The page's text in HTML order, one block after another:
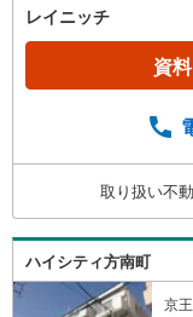
は、大型タ
ため、利便
位置にござ
す。共用部
内には室内
在賃貸中の
賃収入が可
ります。
レイニッチ
資
取り扱い不
ハイシティ方南町
京